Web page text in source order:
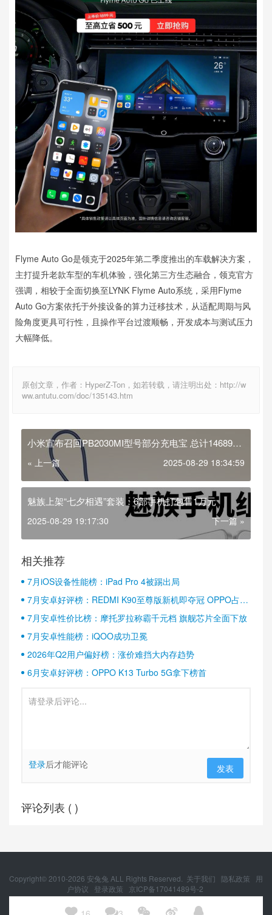
Flyme Auto Go是领克于2025年第二季度推出的车载解决方案，
主打提升老款车型的车机体验，强化第三方生态融合，领克官方
强调，相较于全面切换至LYNK Flyme Auto系统，采用Flyme
Auto Go方案依托于外接设备的算力迁移技术，从适配周期与风
险角度更具可行性，且操作平台过渡顺畅，开发成本与测试压力
大幅降低。
原创文章，作者：HyperZ-Ton，如若转载，请注明出处：http://w
ww.antutu.com/doc/135143.htm
    
小米宣布召回PB2030MI型号部分充电宝 总计146891
« 上一篇 2025-08-29 18:34:59
魅族上架“七夕相遇”套装：6部手机打包售1万元
2025-08-29 19:17:30 下一篇 »
相关推荐
7月iOS设备性能榜：iPad Pro 4被踢出局
7月安卓好评榜：REDMI K90至尊版新机即夺冠 OPPO占据
半壁江山
7月安卓性价比榜：摩托罗拉称霸千元档 旗舰芯片全面下放
7月安卓性能榜：iQOO成功卫冕
2026年Q2用户偏好榜：涨价难挡大内存趋势
6月安卓好评榜：OPPO K13 Turbo 5G拿下榜首
登录后才能评论 发表
评论列表 ( )
Copyright© 2010-2026 安兔兔 ALL Rights Reserved. 关于我们 隐私政策
用
户协议
登录政策
京ICP备17041489号-2
京公网安备 11010502054377号